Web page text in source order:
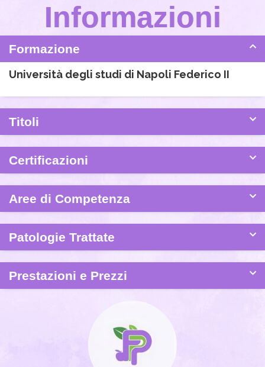
Informazioni
Formazione
Università degli studi di Napoli Federico II
Titoli
Certificazioni
Aree di Competenza
Patologie Trattate
Prestazioni e Prezzi